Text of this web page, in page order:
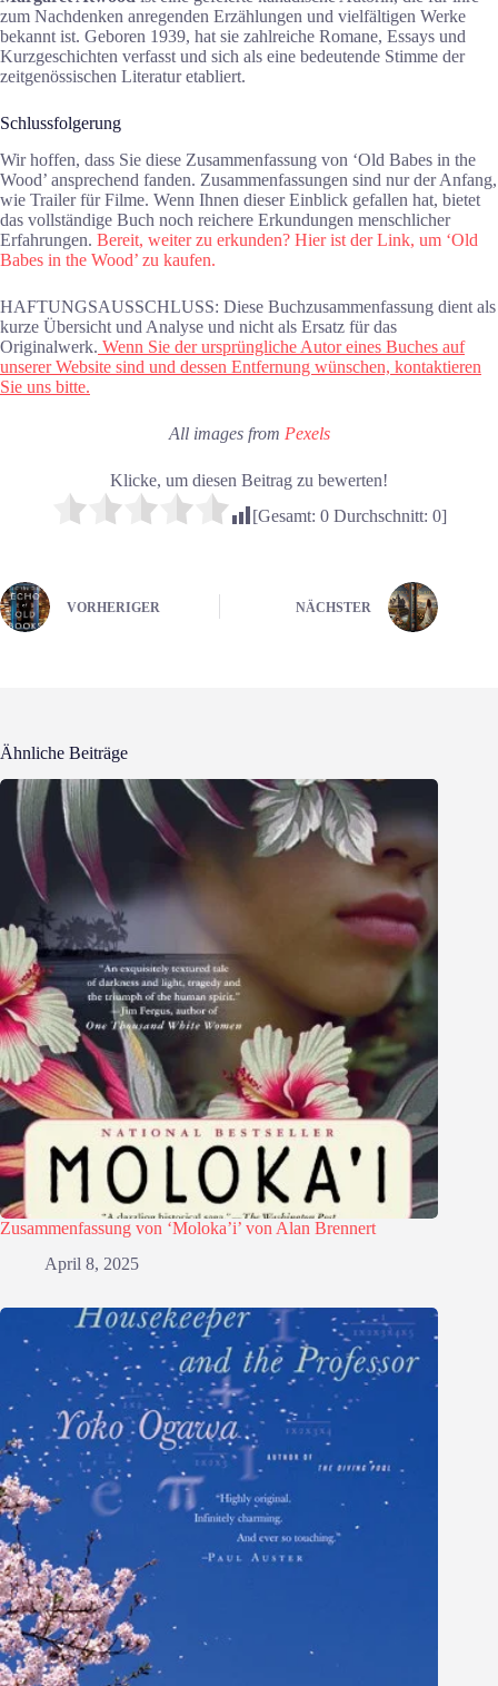
zum Nachdenken anregenden Erzählungen und vielfältigen Werke
bekannt ist. Geboren 1939, hat sie zahlreiche Romane, Essays und
Kurzgeschichten verfasst und sich als eine bedeutende Stimme der
zeitgenössischen Literatur etabliert.
Schlussfolgerung
Wir hoffen, dass Sie diese Zusammenfassung von ‘Old Babes in the
Wood’ ansprechend fanden. Zusammenfassungen sind nur der Anfang,
wie Trailer für Filme. Wenn Ihnen dieser Einblick gefallen hat, bietet
das vollständige Buch noch reichere Erkundungen menschlicher
Erfahrungen. Bereit, weiter zu erkunden? Hier ist der Link, um ‘Old
Babes in the Wood’ zu kaufen.
HAFTUNGSAUSSCHLUSS: Diese Buchzusammenfassung dient als
kurze Übersicht und Analyse und nicht als Ersatz für das
Originalwerk. Wenn Sie der ursprüngliche Autor eines Buches auf
unserer Website sind und dessen Entfernung wünschen, kontaktieren
Sie uns bitte.
All images from Pexels
Klicke, um diesen Beitrag zu bewerten!
[Gesamt: 0Durchschnitt: 0]
VORHERIGER NÄCHSTER
Ähnliche Beiträge
Zusammenfassung von ‘Moloka’i’ von Alan Brennert
April 8, 2025